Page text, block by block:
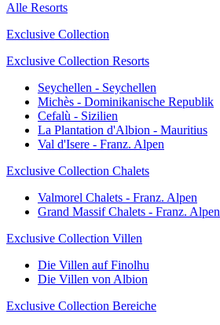
Alle Resorts
Exclusive Collection
Exclusive Collection Resorts
Seychellen - Seychellen
Michès - Dominikanische Republik
Cefalù - Sizilien
La Plantation d'Albion - Mauritius
Val d'Isere - Franz. Alpen
Exclusive Collection Chalets
Valmorel Chalets - Franz. Alpen
Grand Massif Chalets - Franz. Alpen
Exclusive Collection Villen
Die Villen auf Finolhu
Die Villen von Albion
Exclusive Collection Bereiche